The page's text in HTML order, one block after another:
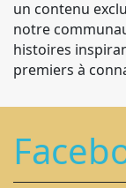
un contenu
notre
histoires
premiers à